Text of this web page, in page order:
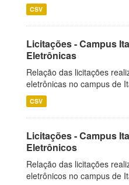
CSV
Licitações - Campus
Eletrônicas
Relação das licitações
eletrônicas no campus de
CSV
Licitações - Campus
Eletrônicos
Relação das licitações
eletrônicos no campus de